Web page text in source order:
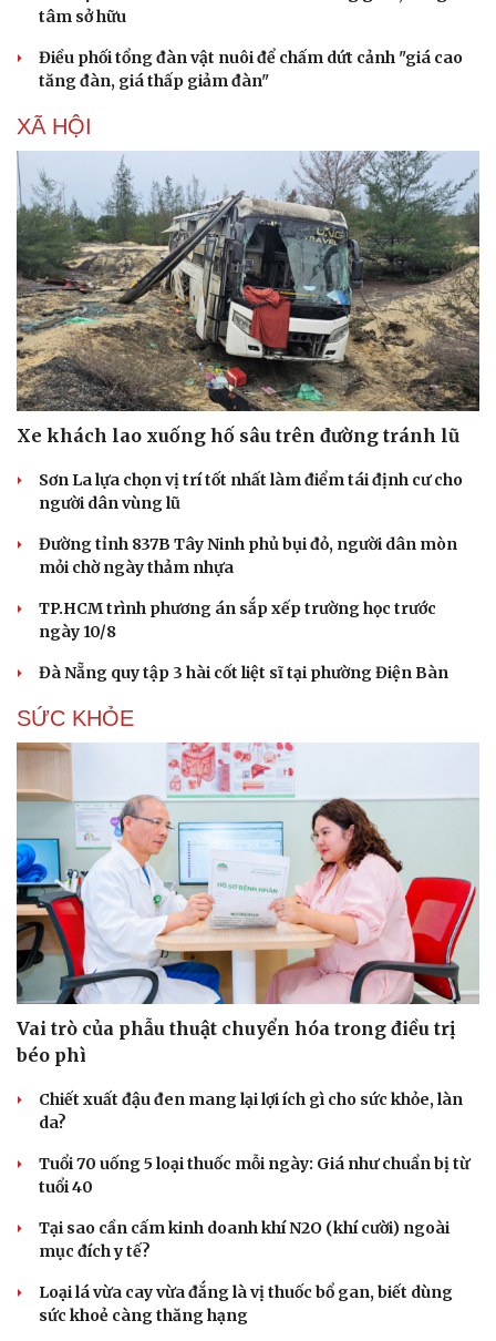
Du lịch
Tư vấn
Săn Tour
check-in
Podcast
Câu chuyện thời sự
Đọc truyện đêm khuya
Cửa sổ tình yêu
Kể chuyện cho bé
Hạt giống tâm hồn
tâm sở hữu
Điều phối tổng đàn vật nuôi để chấm dứt cảnh "giá cao
tăng đàn, giá thấp giảm đàn"
XÃ HỘI
Xe khách lao xuống hố sâu trên đường tránh lũ
Sơn La lựa chọn vị trí tốt nhất làm điểm tái định cư cho
người dân vùng lũ
Đường tỉnh 837B Tây Ninh phủ bụi đỏ, người dân mòn
mỏi chờ ngày thảm nhựa
TP.HCM trình phương án sắp xếp trường học trước
ngày 10/8
Đà Nẵng quy tập 3 hài cốt liệt sĩ tại phường Điện Bàn
SỨC KHỎE
Vai trò của phẫu thuật chuyển hóa trong điều trị
béo phì
Chiết xuất đậu đen mang lại lợi ích gì cho sức khỏe, làn
da?
Tuổi 70 uống 5 loại thuốc mỗi ngày: Giá như chuẩn bị từ
tuổi 40
Tại sao cần cấm kinh doanh khí N2O (khí cười) ngoài
mục đích y tế?
Loại lá vừa cay vừa đắng là vị thuốc bổ gan, biết dùng
sức khoẻ càng thăng hạng